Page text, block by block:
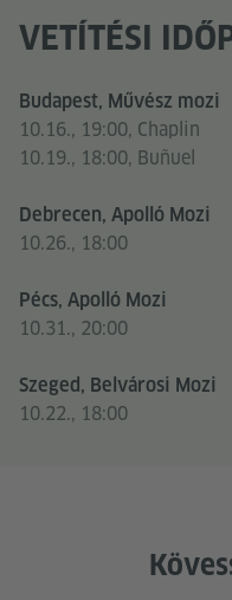
VETÍTÉSI
Budapest, Művész mozi
10.16., 19:00, Chaplin
10.19., 18:00, Buñuel
Debrecen, Apolló Mozi
10.26., 18:00
Pécs, Apolló Mozi
10.31., 20:00
Szeged, Belvárosi Mozi
10.22., 18:00